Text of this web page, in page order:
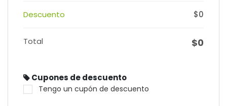
Descuento $0
Total $0
Cupones de descuento
Tengo un cupón de descuento